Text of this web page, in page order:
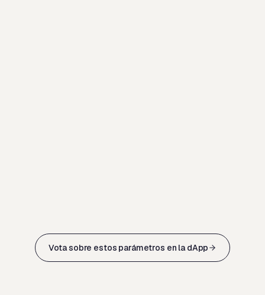
Vota sobre estos parámetros en la dApp